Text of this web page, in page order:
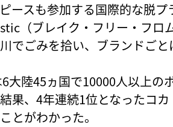
ースも参加する国際的な脱
（ブレイク・フリー・フロ
でごみを拾い、ブランドごと
大陸45ヵ国で10000人以上の
果、4年連続1位となったコ
とがわかった。